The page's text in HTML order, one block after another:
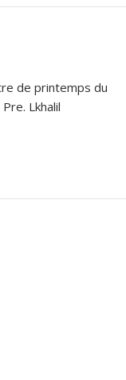
de printemps du
Lkhalil